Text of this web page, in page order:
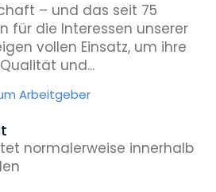
– und das seit 75
für die Interessen unserer
vollen Einsatz, um ihre
und...
Arbeitgeber
normalerweise innerhalb